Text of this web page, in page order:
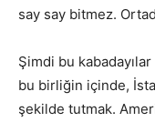
say say bitmez.
Şimdi bu
bu birliğin içinde,
şekilde tutmak.